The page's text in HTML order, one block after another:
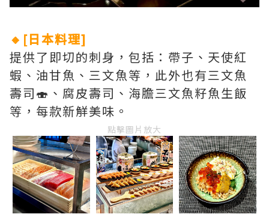
🔸[日本料理]
提供了即切的刺身，包括：帶子、天使紅
蝦、油甘魚、三文魚等，此外也有三文魚
壽司🍣、腐皮壽司、海膽三文魚籽魚生飯
等，每款新觧美味。
點擊圖片放大